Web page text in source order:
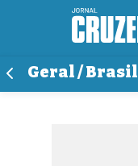
Geral / Brasil